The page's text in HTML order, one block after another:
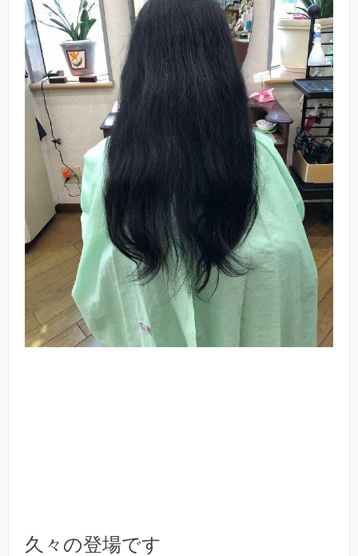
久々の登場です